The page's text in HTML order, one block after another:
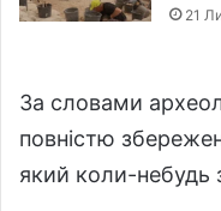
21
За словами
повністю
який коли-небудь